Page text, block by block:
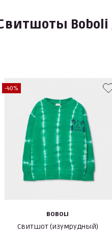
-40%
BOBOLI
Свитшот (изумрудный)